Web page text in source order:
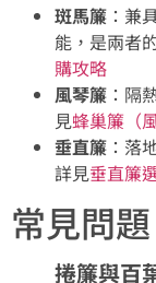
斑馬簾 ：兼
能，是兩者
購攻略
風琴簾 ：隔
見蜂巢簾（
垂直簾 ：落
詳見垂直簾
常見問題
捲簾與百